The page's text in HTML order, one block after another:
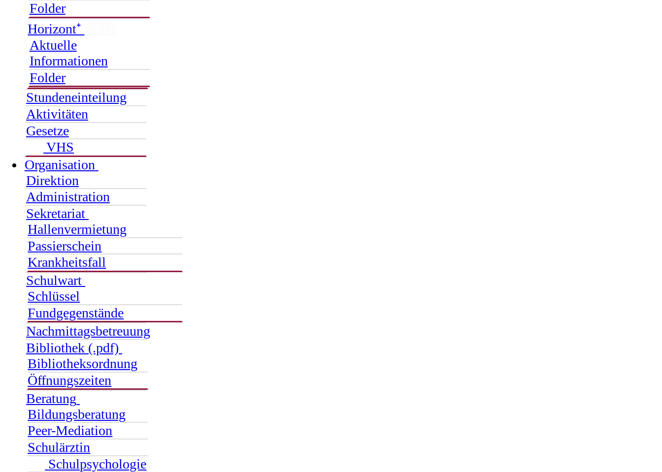
Folder
Horizont⁺
Aktuelle
Informationen
Folder
Stundeneinteilung
Aktivitäten
Gesetze
VHS
Organisation
Direktion
Administration
Sekretariat
Hallenvermietung
Passierschein
Krankheitsfall
Schulwart
Schlüssel
Fundgegenstände
Nachmittagsbetreuung
Bibliothek (.pdf)
Bibliotheksordnung
Öffnungszeiten
Beratung
Bildungsberatung
Peer-Mediation
Schulärztin
Schulpsychologie